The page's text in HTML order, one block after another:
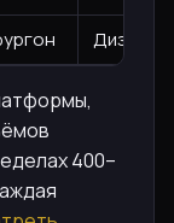
Дизель,
400–